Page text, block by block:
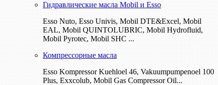
Гидравлические масла Mobil и Esso
Esso Nuto, Esso Univis, Mobil DTE&Excel, Mobil
EAL, Mobil QUINTOLUBRIC, Mobil Hydrofluid,
Mobil Pyrotec, Mobil SHC ...
Компрессорные масла
Esso Kompressor Kuehloel 46, Vakuumpumpenoel 100
Plus, Exxcolub, Mobil Gas Compressor Oil...